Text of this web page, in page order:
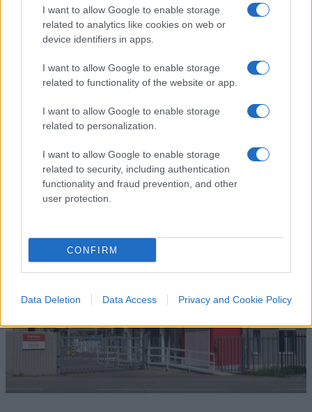
I want to allow Google to enable storage
related to analytics like cookies on web or
device identifiers in apps.
I want to allow Google to enable storage
related to functionality of the website or app.
I want to allow Google to enable storage
related to personalization.
I want to allow Google to enable storage
related to security, including authentication
functionality and fraud prevention, and other
user protection.
CONFIRM
Data Deletion Data Access Privacy and Cookie Policy
riguarda la gestione dei rifiuti: negli ultimi anni,
grazie a vari progetti siamo riusciti a dimezzare la
quantità di scarti che finisce in discarica. A
Ferentino abbiamo messo in funzione un
innovativo sistema di depurazione per migliorare
la qualità delle acque reflue e favorirne il riuso, e
anche qui abbiamo un impianto di trigenerazione
stabilimento ha bisogno”.